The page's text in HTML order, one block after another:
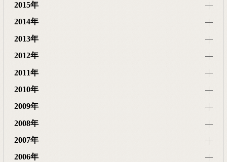
2015年
2014年
2013年
2012年
2011年
2010年
2009年
2008年
2007年
2006年